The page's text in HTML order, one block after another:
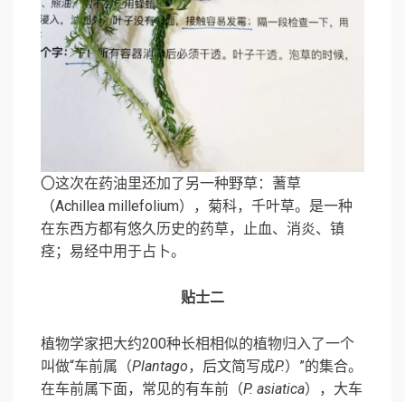
〇这次在药油里还加了另一种野草：蓍草
（Achillea millefolium），菊科，千叶草。是一种
在东西方都有悠久历史的药草，止血、消炎、镇
痉；易经中用于占卜。
贴士二
植物学家把大约200种长相相似的植物归入了一个
叫做“车前属（Plantago，后文简写成P.）”的集合。
在车前属下面，常见的有车前（P. asiatica），大车